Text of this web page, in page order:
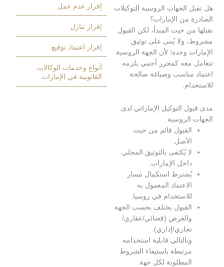
الروسية التوكيلات
من الإمارات؟
حيث المبدأ، لكن القبول
يُبنى على توثيق
وحده؛ لأن الجهة الروسية
كمحرر أجنبي يلزمه
وصياغة صالحة
التوكيل الإماراتي لدى
قائم من حيث
يُكتفى بالتوثيق المحلي
الإمارات.
استكمال مسار
المعمول به
في روسيا.
يختلف بحسب الجهة
(قضائي/عقاري/
إداري).
قابلية استخدامه
باستيفاء الشروط
لكل جهة.
إقرار عدم عمل
إقرار تنازل
إقرار اعتماد توقيع
أنواع وخدمات الوكالات
القانونية في الإمارات